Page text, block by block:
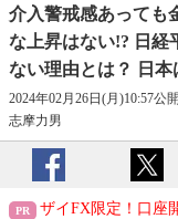
介入警戒感あっても
な上昇はない!? 日経
ない理由とは？ 日
2024年02月26日(月)10:57公開
志摩力男
ザイFX限定！口座